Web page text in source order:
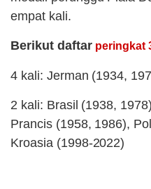
empat kali.
Berikut daftar peringkat
4 kali: Jerman (1934,
2 kali: Brasil (1938,
Prancis (1958, 1986),
Kroasia (1998-2022)